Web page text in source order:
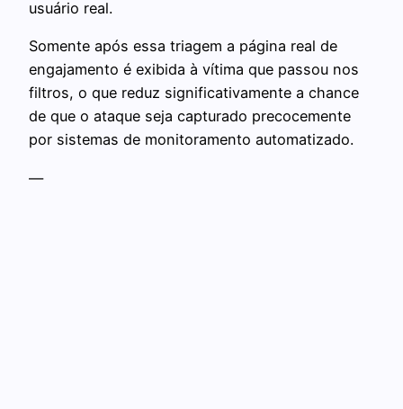
usuário real.
Somente após essa triagem a página real de
engajamento é exibida à vítima que passou nos
filtros, o que reduz significativamente a chance
de que o ataque seja capturado precocemente
por sistemas de monitoramento automatizado.
—